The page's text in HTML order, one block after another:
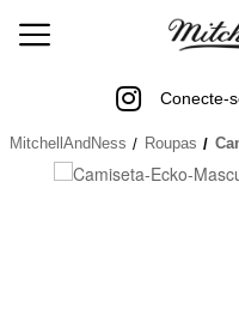
Conecte-
MitchellAndNess Roupas